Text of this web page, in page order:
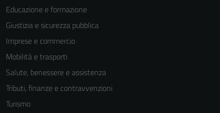
Educazione e formazione
Giustizia e sicurezza pubblica
Imprese e commercio
Mobilità e trasporti
Salute, benessere e assistenza
Tributi, finanze e contravvenzioni
Turismo